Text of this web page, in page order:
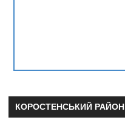
КОРОСТЕНСЬКИЙ РАЙОН